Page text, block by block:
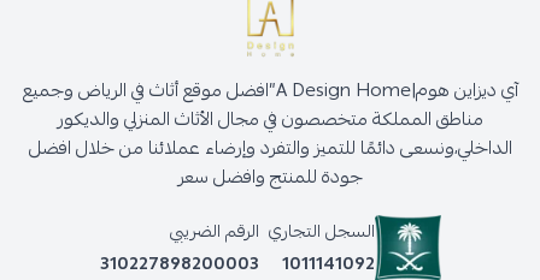
آي ديزاين هوم|A Design Home”افضل موقع أثاث في الرياض وجميع
مناطق المملكة متخصصون في مجال الأثاث المنزلي والديكور
الداخلي،ونسعى دائمًا للتميز والتفرد وإرضاء عملائنا من خلال افضل
جودة للمنتج وافضل سعر
السجل التجاري
1011141092
الرقم الضريبي
310227898200003